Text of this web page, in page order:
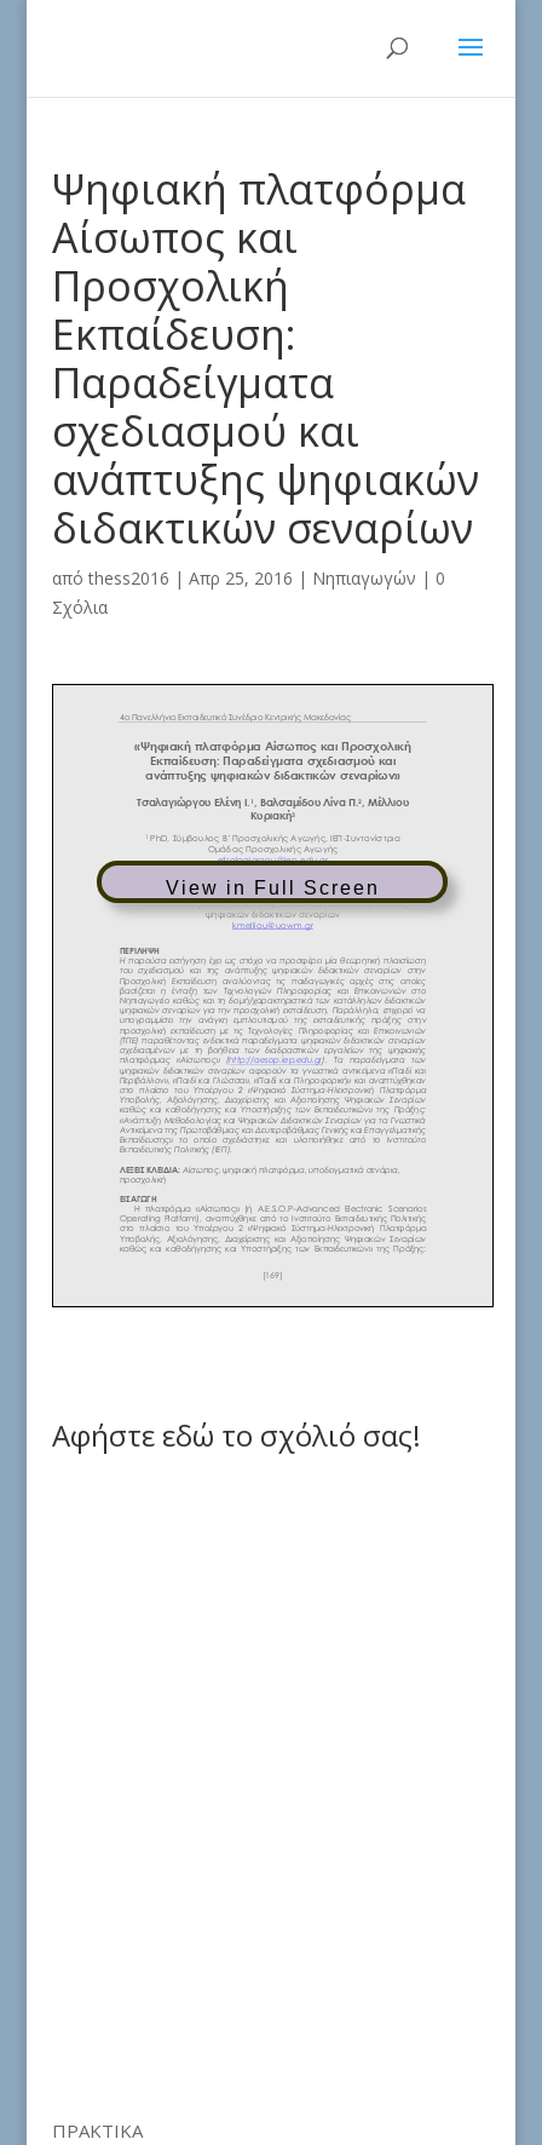
Ψηφιακή πλατφόρμα
Αίσωπος και
Προσχολική
Εκπαίδευση:
Παραδείγματα
σχεδιασμού και
ανάπτυξης ψηφιακών
διδακτικών σεναρίων
απόthess2016 | Απρ 25, 2016 | Νηπιαγωγών | 0
Σχόλια
View in Full Screen
Αφήστε εδώ το σχόλιό σας!
ΠΡΑΚΤΙΚΑ